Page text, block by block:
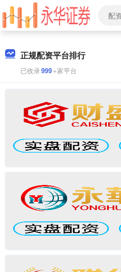
正规配资平台排行
已收录999+家平台